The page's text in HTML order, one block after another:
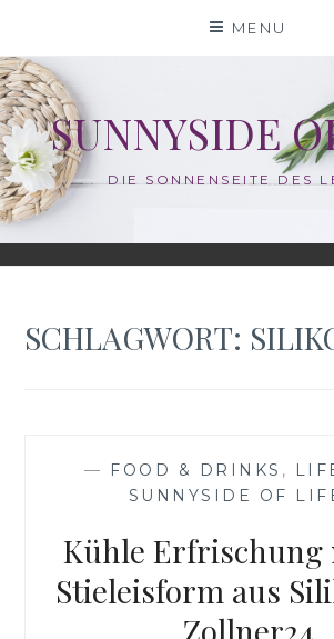
content
MENU
SUNNYSIDE
DIE SONNENSEITE DES
SCHLAGWORT:
— FOOD & DRINKS ,
SUNNYSIDE OF
Kühle Erfrischung
Stieleisform aus
Zollner24